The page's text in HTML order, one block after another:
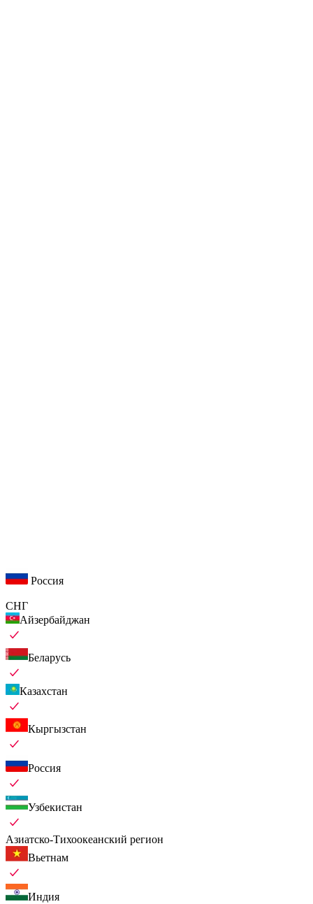
Россия
СНГ
Айзербайджан
Беларусь
Казахстан
Кыргызстан
Россия
Узбекистан
Азиатско-Тихоокеанский регион
Вьетнам
Индия